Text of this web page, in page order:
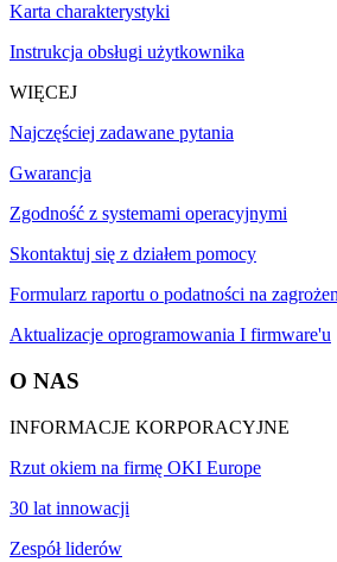
Karta charakterystyki
Instrukcja obsługi użytkownika
WIĘCEJ
Najczęściej zadawane pytania
Gwarancja
Zgodność z systemami operacyjnymi
Skontaktuj się z działem pomocy
Formularz raportu o podatności na
Aktualizacje oprogramowania I firmware'u
O NAS
INFORMACJE KORPORACYJNE
Rzut okiem na firmę OKI Europe
30 lat innowacji
Zespół liderów